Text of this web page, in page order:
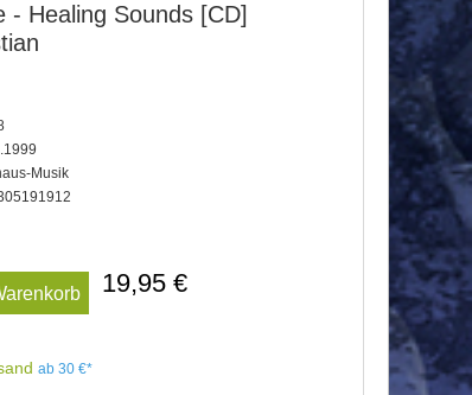
- Healing Sounds [CD]
Musik
19,95 €
ab 30 €*